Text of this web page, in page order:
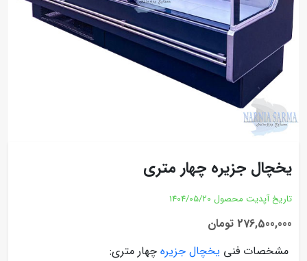
یخچال جزیره چهار متری
تاریخ آپدیت محصول 1404/05/20
276,500,000 تومان
مشخصات فنی یخچال جزیره چهار متری: